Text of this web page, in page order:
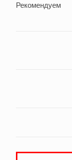
Рекомендуем